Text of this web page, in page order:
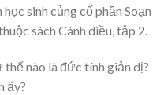
sinh củng cố phần Soạn
sách Cánh diều, tập 2.
nào là đức tính giản dị?
ấy?